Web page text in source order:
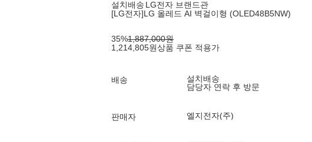
설치배송 LG전자 브랜드관
[LG전자]LG 올레드 AI 벽걸이형 (OLED48B5NW)
35%1,887,000원
1,214,805원상품 쿠폰 적용가
배송
설치배송
담당자 연락 후 방문
판매자 엘지전자(주)